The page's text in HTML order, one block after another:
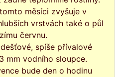
měsíci zvyšuje v
vrstvách také o půl
červnu.
spíše přívalové
mm vodního sloupce.
bude den o hodinu